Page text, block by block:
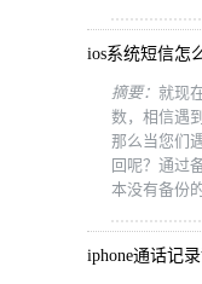
ios系统短信怎
摘要： 就现
数，相信遇
那么当您们
回呢？通过
本没有备份
iphone通话记